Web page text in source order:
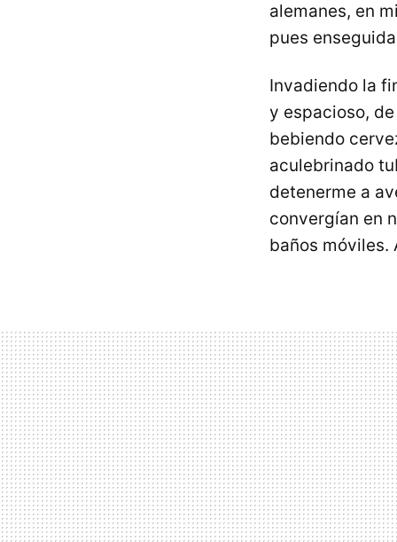
alemanes, en
pues
Invadiendo la
y espacioso,
bebiendo
aculebrinado
detenerme a
convergían en
baños móviles.